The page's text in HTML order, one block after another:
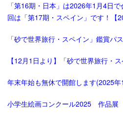
「第16期・日本」は2026年1月4日
回は「第17期・スペイン」です！【
「砂で世界旅行・スペイン」鑑賞パ
【12月1日より】「砂で世界旅行・
年末年始も無休で開館します(2025
小学生絵画コンクール2025 作品展